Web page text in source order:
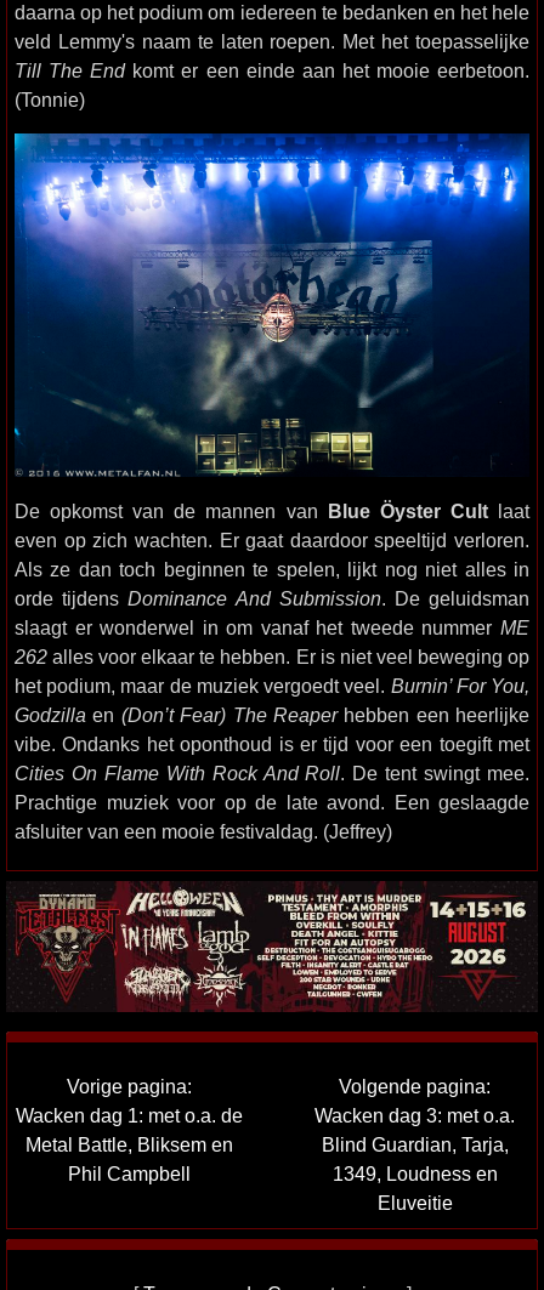
daarna op het podium om iedereen te bedanken en het hele
veld Lemmy's naam te laten roepen. Met het toepasselijke
Till The Endkomt er een einde aan het mooie eerbetoon.
(Tonnie)
De opkomst van de mannen van Blue Öyster Cultlaat
even op zich wachten. Er gaat daardoor speeltijd verloren.
Als ze dan toch beginnen te spelen, lijkt nog niet alles in
orde tijdensDominance And Submission. De geluidsman
slaagt er wonderwel in om vanaf het tweede nummer ME
262 alles voor elkaar te hebben. Er is niet veel beweging op
het podium, maar de muziek vergoedt veel. Burnin’ For You,
Godzilla en (Don’t Fear) The Reaperhebben een heerlijke
vibe. Ondanks het oponthoud is er tijd voor een toegift met
Cities On Flame With Rock And Roll. De tent swingt mee.
Prachtige muziek voor op de late avond. Een geslaagde
afsluiter van een mooie festivaldag. (Jeffrey)
Vorige pagina:
Wacken dag 1: met o.a. de
Metal Battle, Bliksem en
Phil Campbell
Volgende pagina:
Wacken dag 3: met o.a.
Blind Guardian, Tarja,
1349, Loudness en
Eluveitie